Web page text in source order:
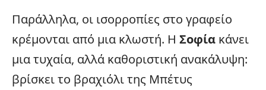
Παράλληλα, οι ισορροπίες στο γραφείο
κρέμονται από μια κλωστή. Η Σοφία κάνει
μια τυχαία, αλλά καθοριστική ανακάλυψη:
βρίσκει το βραχιόλι της Μπέτυς